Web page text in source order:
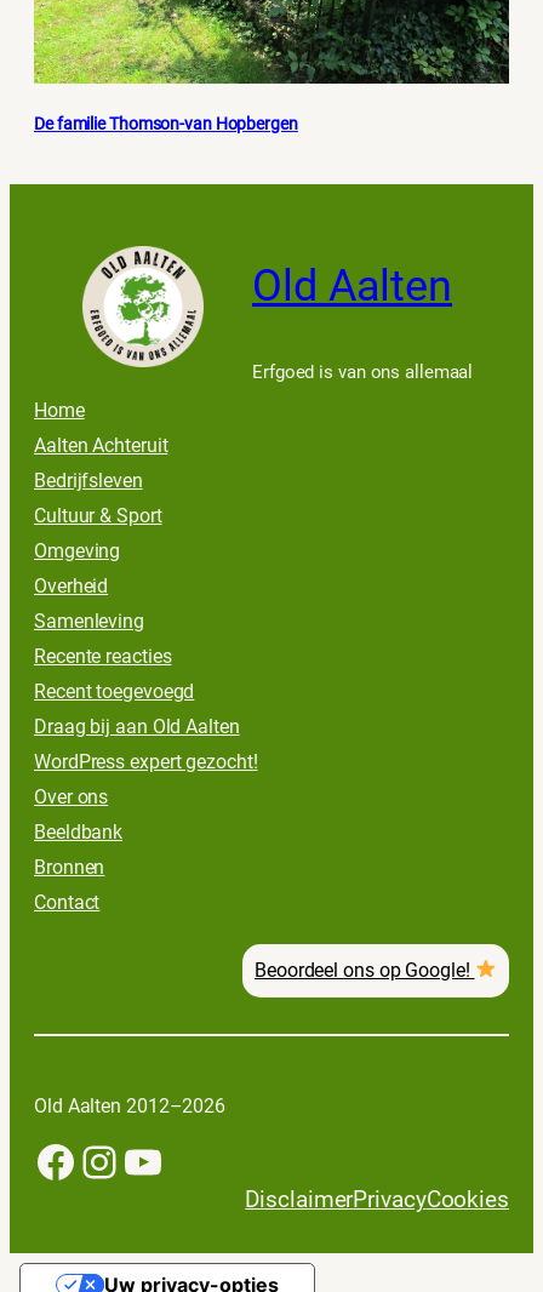
De familie Thomson-van Hopbergen
Old Aalten
Erfgoed is van ons allemaal
Home
Aalten Achteruit
Bedrijfsleven
Cultuur & Sport
Omgeving
Overheid
Samenleving
Recente reacties
Recent toegevoegd
Draag bij aan Old Aalten
WordPress expert gezocht!
Over ons
Beeldbank
Bronnen
Contact
Beoordeel ons op Google!
Old Aalten 2012–2026
Facebook InstagramYouTube
DisclaimerPrivacyCookies
Uw privacy-opties